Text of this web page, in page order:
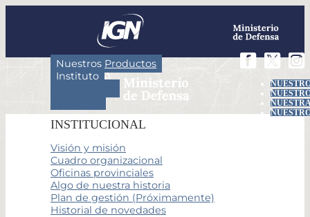
Nuestros Productos
Instituto
INSTITUCIONAL
Visión y misión
Cuadro organizacional
Oficinas provinciales
Algo de nuestra historia
Plan de gestión (Próximamente)
Historial de novedades